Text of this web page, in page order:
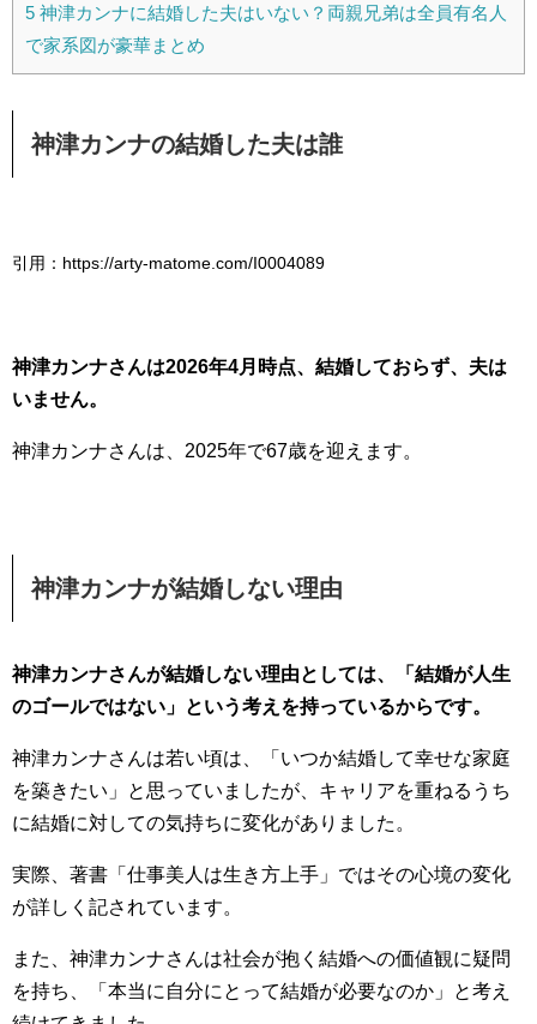
5 神津カンナに結婚した夫はいない？両親兄弟は全員有名人
で家系図が豪華まとめ
神津カンナの結婚した夫は誰
引用：https://arty-matome.com/I0004089
神津カンナさんは2026年4月時点、結婚しておらず、夫は
いません。
神津カンナさんは、2025年で67歳を迎えます。
神津カンナが結婚しない理由
神津カンナさんが結婚しない理由としては、「結婚が人生
のゴールではない」という考えを持っているからです。
神津カンナさんは若い頃は、「いつか結婚して幸せな家庭
を築きたい」と思っていましたが、キャリアを重ねるうち
に結婚に対しての気持ちに変化がありました。
実際、著書「仕事美人は生き方上手」ではその心境の変化
が詳しく記されています。
また、神津カンナさんは社会が抱く結婚への価値観に疑問
を持ち、「本当に自分にとって結婚が必要なのか」と考え